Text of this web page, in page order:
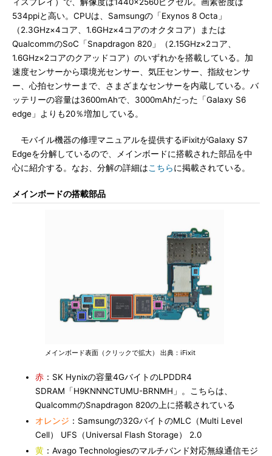
534ppiと高い。CPUは、Samsungの「Exynos 8 Octa」
（2.3GHz×4コア、1.6GHz×4コアのオクタコア）または
QualcommのSoC「Snapdragon 820」（2.15GHz×2コア、
1.6GHz×2コアのクアッドコア）のいずれかを搭載している。加
速度センサーから環境光センサー、気圧センサー、指紋センサ
ー、心拍センサーまで、さまざまなセンサーを内蔵している。バ
ッテリーの容量は3600mAhで、3000mAhだった「Galaxy S6
edge」よりも20％増加している。
モバイル機器の修理マニュアルを提供するiFixitがGalaxy S7
Edgeを分解しているので、メインボードに搭載された部品を中
心に紹介する。なお、分解の詳細はこちらに掲載されている。
メインボードの搭載部品
メインボード表面（クリックで拡大） 出典：iFixit
赤 ：SK Hynixの容量4GバイトのLPDDR4
SDRAM「H9KNNNCTUMU-BRNMH」。こちらは、
QualcommのSnapdragon 820の上に搭載されている
オレンジ ：Samsungの32GバイトのMLC（Multi Level
Cell） UFS（Universal Flash Storage） 2.0
黄 ：Avago Technologiesのマルチバンド対応無線通信モジ